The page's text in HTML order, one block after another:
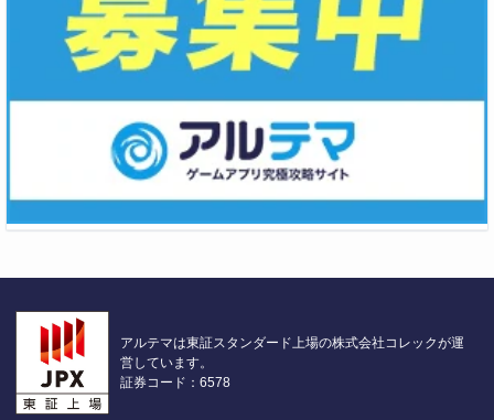
アルテマは東証スタンダード上場の株式会社コレックが運
営しています。
証券コード：6578